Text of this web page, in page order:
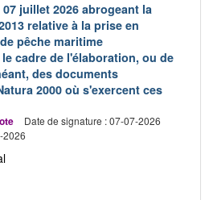
juillet 2026 abrogeant la
relative à la prise en
pêche maritime
cadre de l'élaboration, ou de
des documents
2000 où s'exercent ces
Date de signature : 07-07-2026
2026